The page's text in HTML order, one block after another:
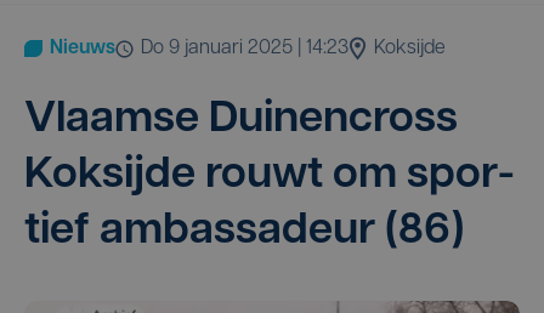
Nieuws do 9 januari 2025 | 14:23 Koksijde
Vlaam­se Dui­nen­cross
Koksij­de rouwt om spor­
tief ambas­sa­deur (86)